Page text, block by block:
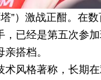
”）激战正酣。在
已经是第五次参
搭档。
风格著称，长期